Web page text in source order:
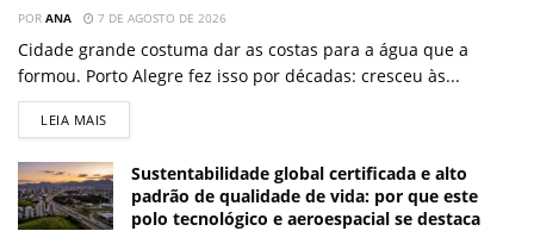
POR ANA 7 DE AGOSTO DE 2026
Cidade grande costuma dar as costas para a água que a
formou. Porto Alegre fez isso por décadas: cresceu às...
LEIA MAIS
Sustentabilidade global certificada e alto
padrão de qualidade de vida: por que este
polo tecnológico e aeroespacial se destaca